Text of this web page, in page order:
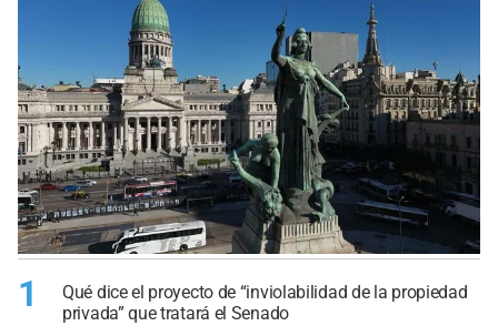
1
Qué dice el proyecto de “inviolabilidad de la propiedad
privada” que tratará el Senado